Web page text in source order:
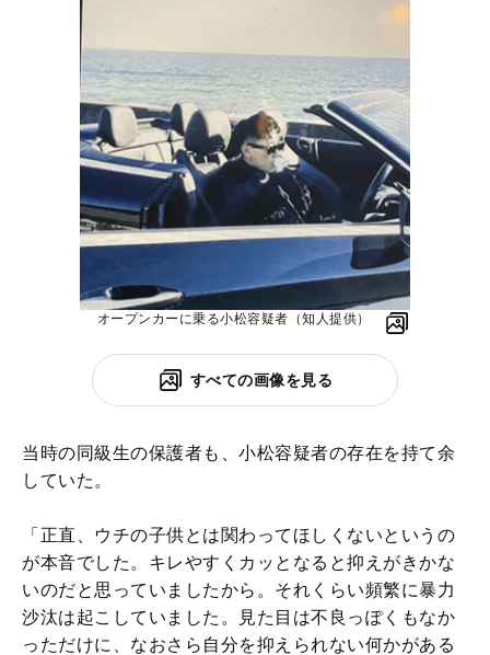
オープンカーに乗る小松容疑者（知人提供）
すべての画像を見る
当時の同級生の保護者も、小松容疑者の存在を持て余
していた。
「正直、ウチの子供とは関わってほしくないというの
が本音でした。キレやすくカッとなると抑えがきかな
いのだと思っていましたから。それくらい頻繁に暴力
沙汰は起こしていました。見た目は不良っぽくもなか
っただけに、なおさら自分を抑えられない何かがある